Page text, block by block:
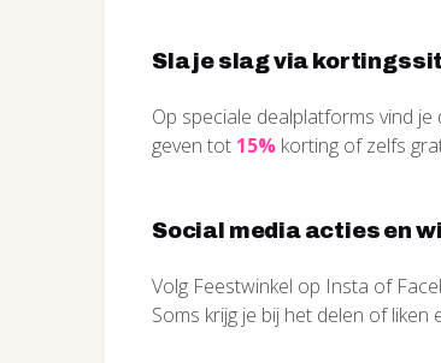
Sla je slag via
Op speciale dealplatforms vind
geven tot 15% korting of zelfs
Social media acties en
Volg Feestwinkel op Insta of
Soms krijg je bij het delen of